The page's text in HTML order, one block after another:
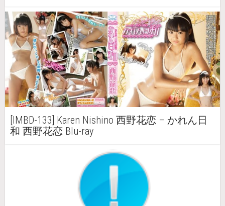
[IMBD-133] Karen Nishino 西野花恋 – かれん日
和 西野花恋 Blu-ray